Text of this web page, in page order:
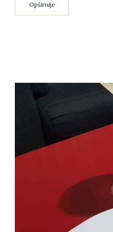
Opširnije